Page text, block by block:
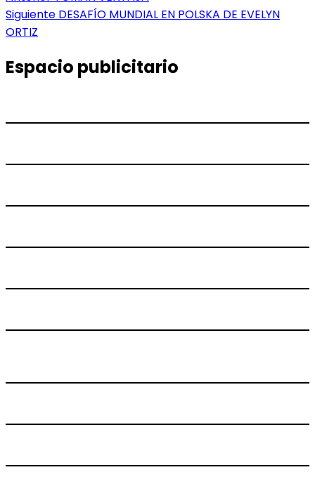
de
anterior:
Siguiente Entrada
DESAFÍO MUNDIAL EN POLSKA DE EVELYN
ORTIZ
Espacio publicitario